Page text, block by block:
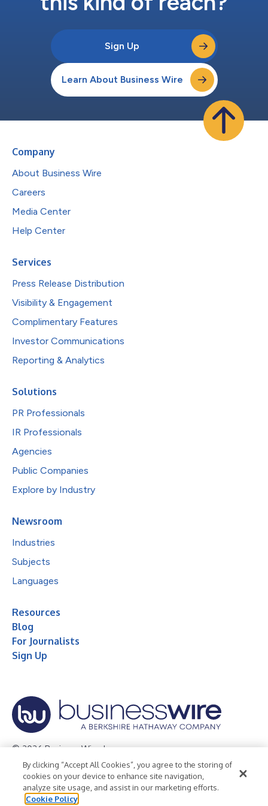
Sign Up
Learn About Business Wire
Company
About Business Wire
Careers
Media Center
Help Center
Services
Press Release Distribution
Visibility & Engagement
Complimentary Features
Investor Communications
Reporting & Analytics
Solutions
PR Professionals
IR Professionals
Agencies
Public Companies
Explore by Industry
Newsroom
Industries
Subjects
Languages
Resources
Blog
For Journalists
Sign Up
© 2026 Business Wire, Inc.
Privacy Policy Cookie Policy
Accessibility Statement
Terms of Use
Legal
By clicking “Accept All Cookies”, you agree to the storing of
cookies on your device to enhance site navigation,
analyze site usage, and assist in our marketing efforts.
Cookie Policy